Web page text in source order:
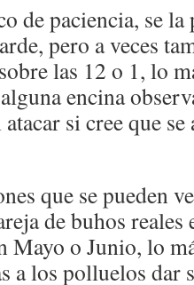
de paciencia, se
pero a veces
las 12 o 1, lo
encina
si cree que
que se pueden
de buhos
Mayo o Junio, lo
a los polluelos dar